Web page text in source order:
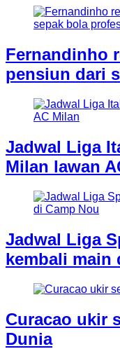
Fernandinho
pensiun dari
Jadwal Liga
Milan lawan
Jadwal Liga
kembali main
Curacao ukir
Dunia